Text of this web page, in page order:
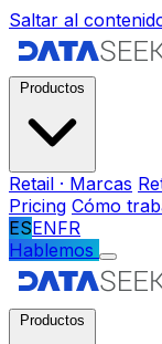
Saltar al
Retail · Marcas
Pricing Cómo
ESENFR
Hablemos